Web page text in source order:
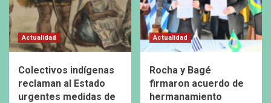
Actualidad
Colectivos indígenas
reclaman al Estado
urgentes medidas de
Actualidad
Rocha y Bagé
firmaron acuerdo de
hermanamiento